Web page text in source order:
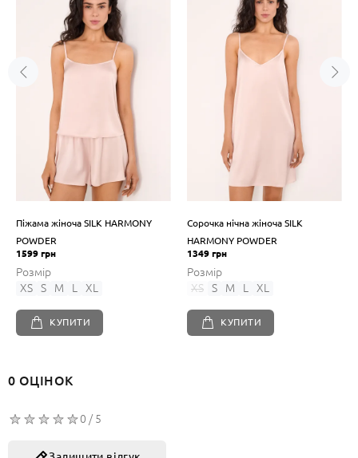
Піжама жіноча SILK HARMONY
POWDER
1599 грн
Розмір
XS
S M L XL
КУПИТИ
Сорочка нічна жіноча SILK
HARMONY POWDER
1349 грн
Розмір
XS
S M L XL
КУПИТИ
0 ОЦІНОК
0 / 5